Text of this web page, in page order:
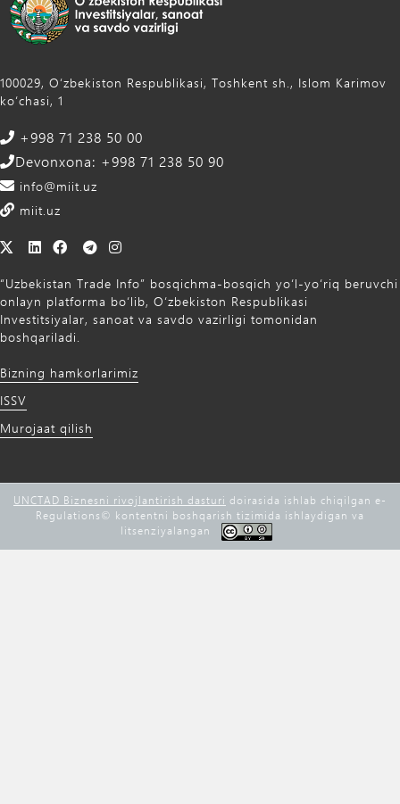
100029, Oʻzbekiston Respublikasi, Toshkent sh., Islom Karimov
ko‘chasi, 1
+998 71 238 50 00
Devonxona: +998 71 238 50 90
info@miit.uz
miit.uz
“Uzbekistan Trade Info” bosqichma-bosqich yo‘l-yo‘riq beruvchi
onlayn platforma bo‘lib, O‘zbekiston Respublikasi
Investitsiyalar, sanoat va savdo vazirligi tomonidan
boshqariladi.
Bizning hamkorlarimiz
ISSV
Murojaat qilish
UNCTAD Biznesni rivojlantirish dasturi doirasida ishlab chiqilgan e-
Regulations©️ kontentni boshqarish tizimida ishlaydigan va
litsenziyalangan